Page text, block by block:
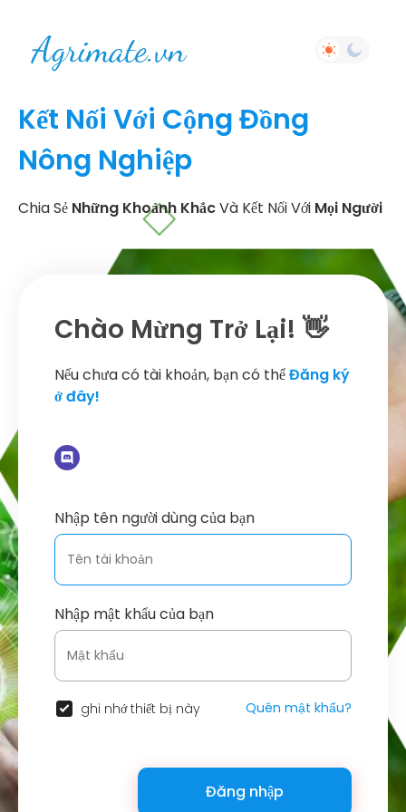
Kết Nối Với Cộng Đồng
Nông Nghiệp
Chia Sẻ Những Khoảnh KhắcVà Kết Nối Với Mọi Người
Chào Mừng Trở Lại! 👋
Nếu chưa có tài khoản, bạn có thểĐăng ký
ở đây!
Nhập tên người dùng của bạn
Nhập mật khẩu của bạn
ghi nhớ thiết bị này Quên mật khẩu?
Đăng nhập